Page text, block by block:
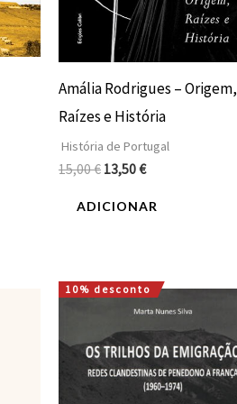
Amália Rodrigues – Origem,
Raízes e História
História de Portugal
15,00€ 13,50€
ADICIONAR
10% desconto
O
preço
original
era:
12,00 €.
O
preço
atual
é:
10,80 €.